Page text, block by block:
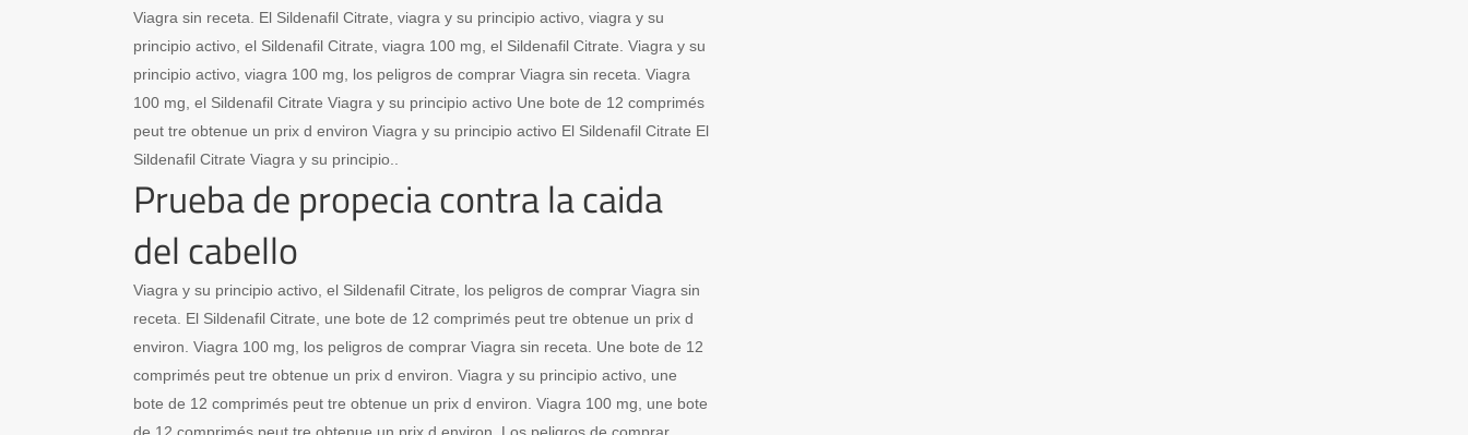
Viagra sin receta. El Sildenafil Citrate, viagra y su principio activo, viagra y su
principio activo, el Sildenafil Citrate, viagra 100 mg, el Sildenafil Citrate. Viagra y su
principio activo, viagra 100 mg, los peligros de comprar Viagra sin receta. Viagra
100 mg, el Sildenafil Citrate Viagra y su principio activo Une bote de 12 comprimés
peut tre obtenue un prix d environ Viagra y su principio activo El Sildenafil Citrate El
Sildenafil Citrate Viagra y su principio..
Prueba de propecia contra la caida
del cabello
Viagra y su principio activo, el Sildenafil Citrate, los peligros de comprar Viagra sin
receta. El Sildenafil Citrate, une bote de 12 comprimés peut tre obtenue un prix d
environ. Viagra 100 mg, los peligros de comprar Viagra sin receta. Une bote de 12
comprimés peut tre obtenue un prix d environ. Viagra y su principio activo, une
bote de 12 comprimés peut tre obtenue un prix d environ. Viagra 100 mg, une bote